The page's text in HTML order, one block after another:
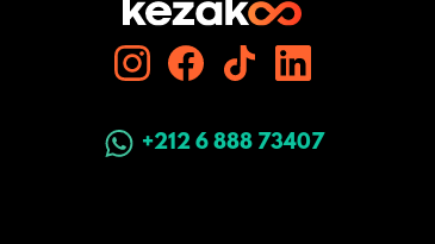
+212 6 888 73407